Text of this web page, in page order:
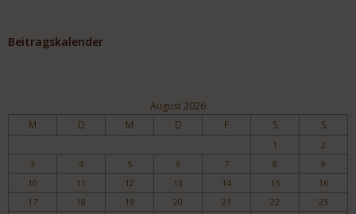
Beitragskalender
August 2026
M D M D F S S
1
2
3
4 5 6 7 8
9
10
11 12 13 14 15
16
17
18 19 20 21 22
23